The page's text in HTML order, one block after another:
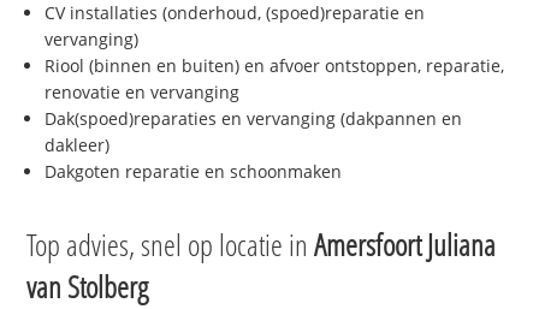
CV installaties (onderhoud, (spoed)reparatie en
vervanging)
Riool (binnen en buiten) en afvoer ontstoppen, reparatie,
renovatie en vervanging
Dak(spoed)reparaties en vervanging (dakpannen en
dakleer)
Dakgoten reparatie en schoonmaken
Top advies, snel op locatie inAmersfoort Juliana
van Stolberg